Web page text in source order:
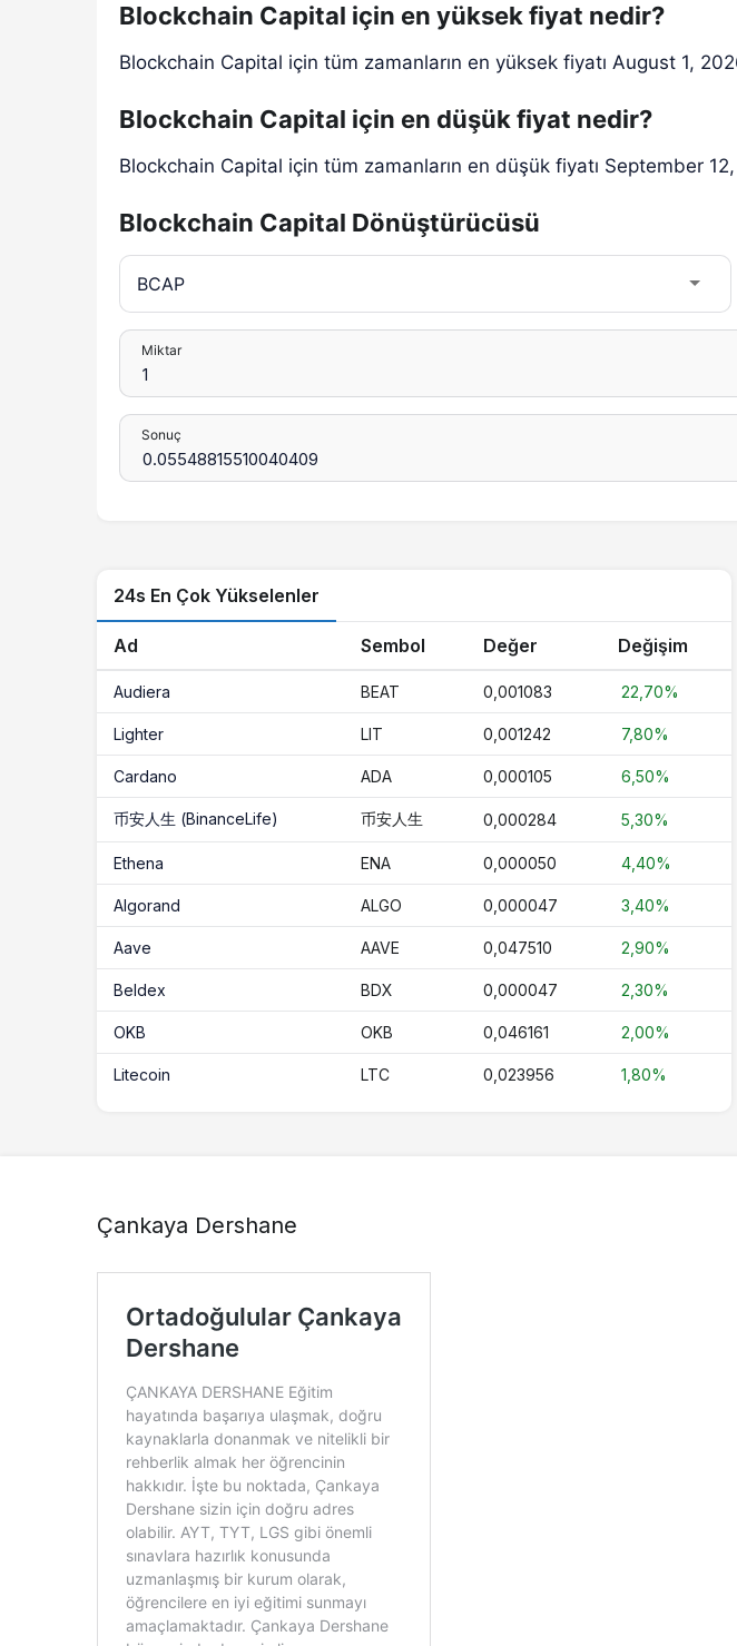
Blockchain Capital için en yüksek fiyat nedir?
Blockchain Capital için tüm zamanların en yüksek fiyatı August 1,
Blockchain Capital için en düşük fiyat nedir?
Blockchain Capital için tüm zamanların en düşük fiyatı September
Blockchain Capital Dönüştürücüsü
Miktar
Sonuç
24s En Çok Yükselenler
Ad Sembol Değer Değişim
Audiera BEAT 0,001083 22,70%
Lighter LIT 0,001242 7,80%
Cardano ADA 0,000105 6,50%
币安人生 (BinanceLife) 币安人生 0,000284 5,30%
Ethena ENA 0,000050 4,40%
Algorand ALGO 0,000047 3,40%
Aave AAVE 0,047510 2,90%
Beldex BDX 0,000047 2,30%
OKB OKB 0,046161 2,00%
Litecoin LTC 0,023956 1,80%
Çankaya Dershane